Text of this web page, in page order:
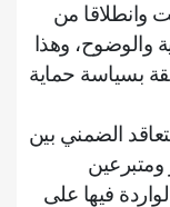
من
والوضوح، وهذا
بسياسة حماية
الضمني بين
فيها على